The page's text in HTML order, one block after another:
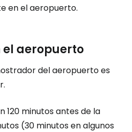
en el aeropuerto.
el aeropuerto
del aeropuerto es
120 minutos antes de la
(30 minutos en algunos